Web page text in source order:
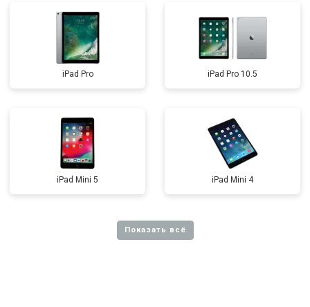
iPad Pro iPad Pro 10.5
iPad Mini 5 iPad Mini 4